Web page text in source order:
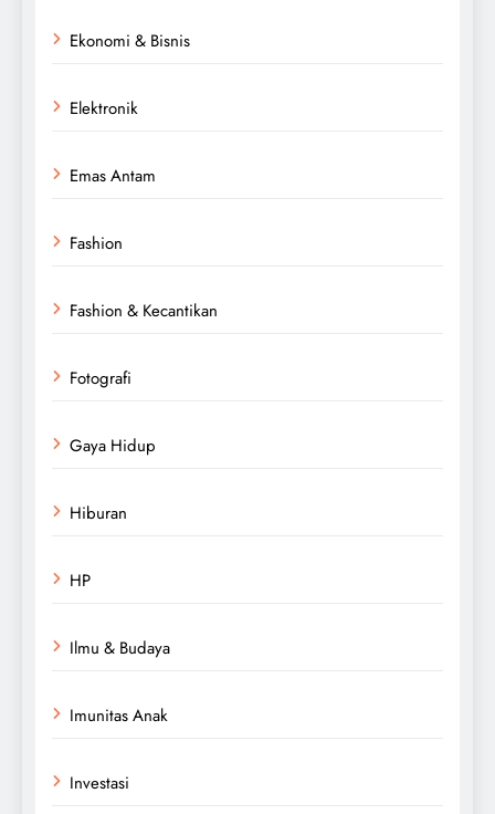
Ekonomi & Bisnis
Elektronik
Emas Antam
Fashion
Fashion & Kecantikan
Fotografi
Gaya Hidup
Hiburan
HP
Ilmu & Budaya
Imunitas Anak
Investasi